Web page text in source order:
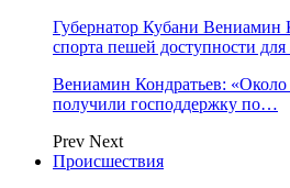
Губернатор Кубани Вениамин
спорта пешей доступности
Вениамин Кондратьев: «Около
получили господдержку по…
Prev Next
Происшествия